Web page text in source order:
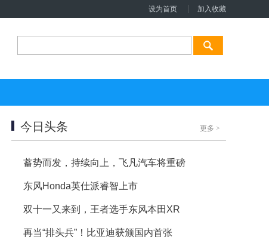
设为首页 加入收藏
今日头条 更多 >
蓄势而发，持续向上，飞凡汽车将重磅
东风Honda英仕派睿智上市
双十一又来到，王者选手东风本田XR
再当“排头兵”！比亚迪获颁国内首张